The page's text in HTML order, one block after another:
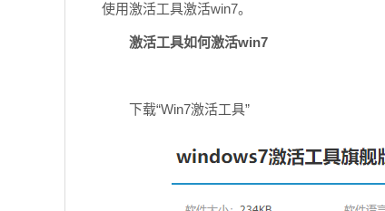
使用激活工具激活win7。
激活工具如何激活win7
下载“Win7激活工具”